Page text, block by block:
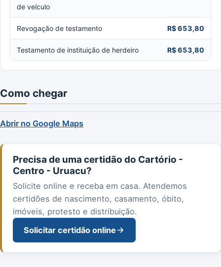
de veículo
Revogação de testamento R$ 653,80
Testamento de instituição de herdeiro R$ 653,80
Como chegar
Abrir no Google Maps
Precisa de uma certidão do Cartório -
Centro - Uruacu?
Solicite online e receba em casa. Atendemos
certidões de nascimento, casamento, óbito,
imóveis, protesto e distribuição.
Solicitar certidão online